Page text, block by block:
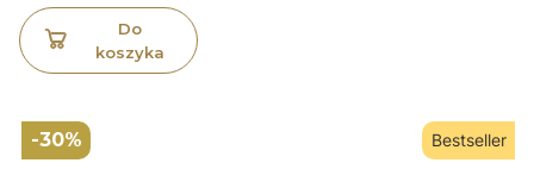
Do
koszyka
-30% Bestseller